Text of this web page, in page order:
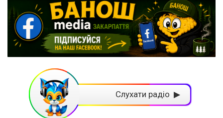
Слухати радіо ▶